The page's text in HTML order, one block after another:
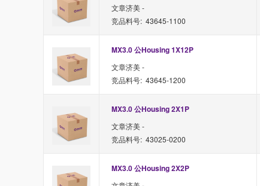
文章济美 -
竞品料号: 43645-1100
MX3.0 公Housing 1X12P
文章济美 -
竞品料号: 43645-1200
MX3.0 公Housing 2X1P
文章济美 -
竞品料号: 43025-0200
MX3.0 公Housing 2X2P